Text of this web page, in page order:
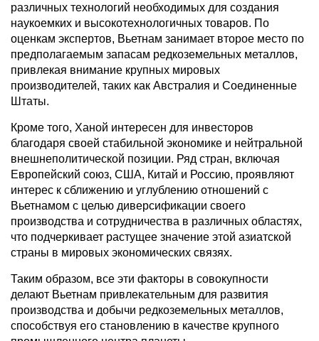
различных технологий необходимых для создания
наукоемких и высокотехнологичных товаров. По
оценкам экспертов, Вьетнам занимает второе место по
предполагаемым запасам редкоземельных металлов,
привлекая внимание крупных мировых
производителей, таких как Австралия и Соединенные
Штаты.
Кроме того, Ханой интересен для инвесторов
благодаря своей стабильной экономике и нейтральной
внешнеполитической позиции. Ряд стран, включая
Европейский союз, США, Китай и Россию, проявляют
интерес к сближению и углублению отношений с
Вьетнамом с целью диверсификации своего
производства и сотрудничества в различных областях,
что подчеркивает растущее значение этой азиатской
страны в мировых экономических связях.
Таким образом, все эти факторы в совокупности
делают Вьетнам привлекательным для развития
производства и добычи редкоземельных металлов,
способствуя его становлению в качестве крупного